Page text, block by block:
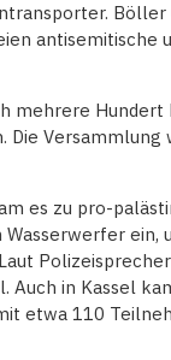
Böller
antisemitische
mehrere Hundert
Versammlung
es zu pro-
ein,
Auch in Kassel
etwa 110